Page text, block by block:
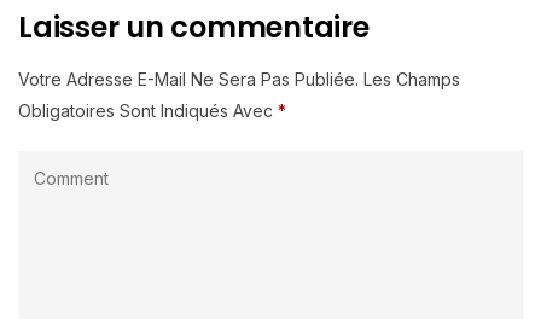
Laisser un commentaire
Votre Adresse E-Mail Ne Sera Pas Publiée. Les Champs
Obligatoires Sont Indiqués Avec *